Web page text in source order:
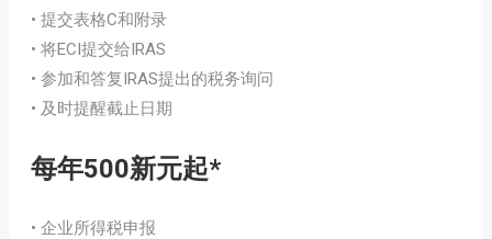
• 提交表格C和附录
• 将ECI提交给IRAS
• 参加和答复IRAS提出的税务询问
• 及时提醒截止日期
每年500新元起*
• 企业所得税申报